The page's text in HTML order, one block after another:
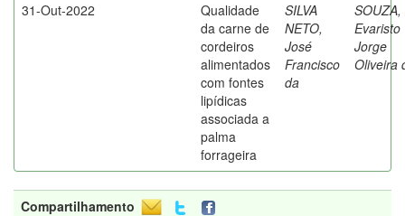
31-Out-2022
Qualidade
da carne de
cordeiros
alimentados
com fontes
lipídicas
associada a
palma
forrageira
SILVA
NETO,
José
Francisco
da
SOUZA,
Evaristo
Jorge
Oliveira
Compartilhamento